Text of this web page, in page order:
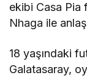
ekibi Casa Pia
Nhaga ile
18 yaşındaki
Galatasaray,